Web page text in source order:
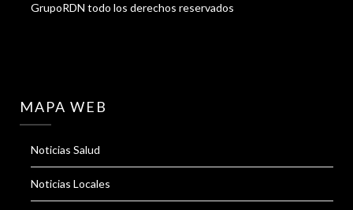
GrupoRDN todo los derechos reservados
MAPA WEB
Noticias Salud
Noticias Locales